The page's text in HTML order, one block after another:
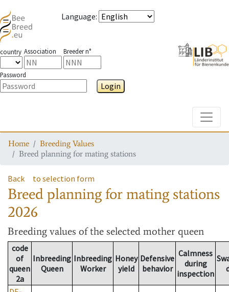
Language:
country Association Breeder n°
Password
Login
Home
Breeding Values
Breed planning for mating stations
Back to selection form
Breed planning for mating stations
2026
Breeding values of the selected mother queen
code
of
queen
2a
Inbreeding
Queen
Inbreeding
Worker
Honey
yield
Defensive
behavior
Calmness
during
inspection